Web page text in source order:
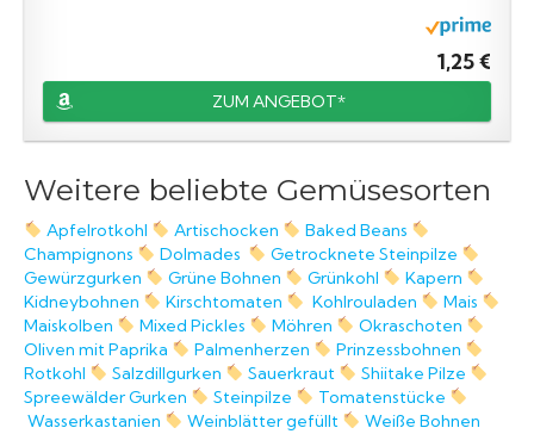
1,25 €
ZUM ANGEBOT*
Weitere beliebte Gemüsesorten
Apfelrotkohl Artischocken
Baked Beans
Champignons
Dolmades
Getrocknete Steinpilze
Gewürzgurken
Grüne Bohnen Grünkohl
Kapern
Kidneybohnen
Kirschtomaten Kohlrouladen
Mais
Maiskolben
Mixed Pickles Möhren
Okraschoten
Oliven mit Paprika
Palmenherzen
Prinzessbohnen
Rotkohl
Salzdillgurken Sauerkraut
Shiitake Pilze
Spreewälder Gurken
Steinpilze
Tomatenstücke
Wasserkastanien
Weinblätter gefüllt Weiße Bohnen